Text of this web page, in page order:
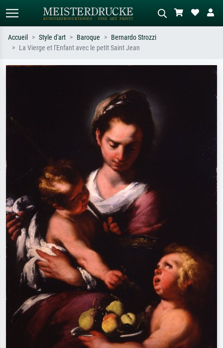
tableau sombre, nu debout près d'un
Accueil Style d'art Baroque
Bernardo Strozzi
La Vierge et l'Enfant avec le petit Saint Jean